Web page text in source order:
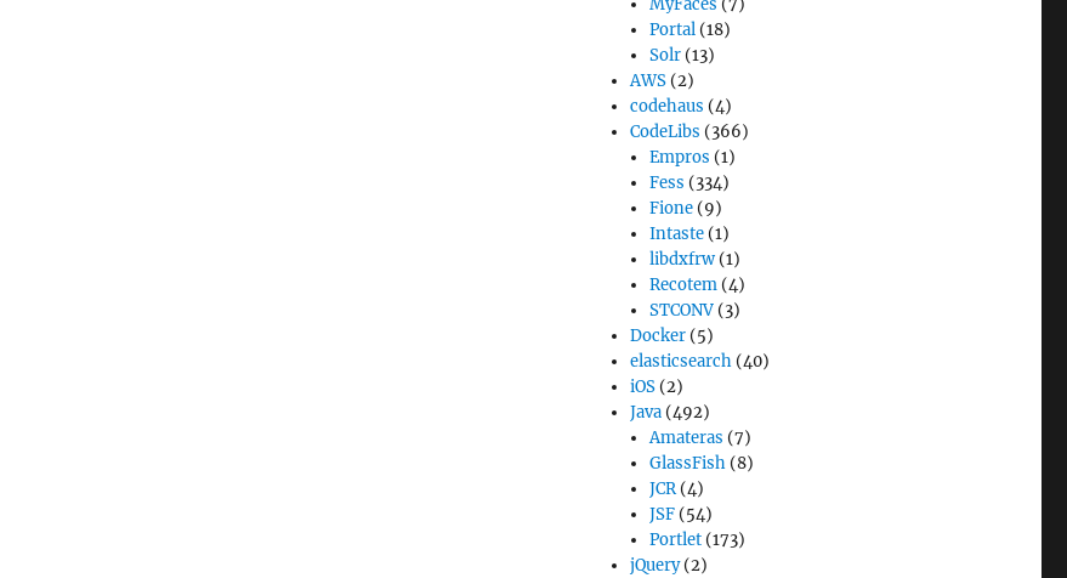
MyFaces (7)
Portal (18)
Solr (13)
AWS (2)
codehaus (4)
CodeLibs (366)
Empros (1)
Fess (334)
Fione (9)
Intaste (1)
libdxfrw (1)
Recotem (4)
STCONV (3)
Docker (5)
elasticsearch (40)
iOS (2)
Java (492)
Amateras (7)
GlassFish (8)
JCR(4)
JSF (54)
Portlet (173)
jQuery(2)